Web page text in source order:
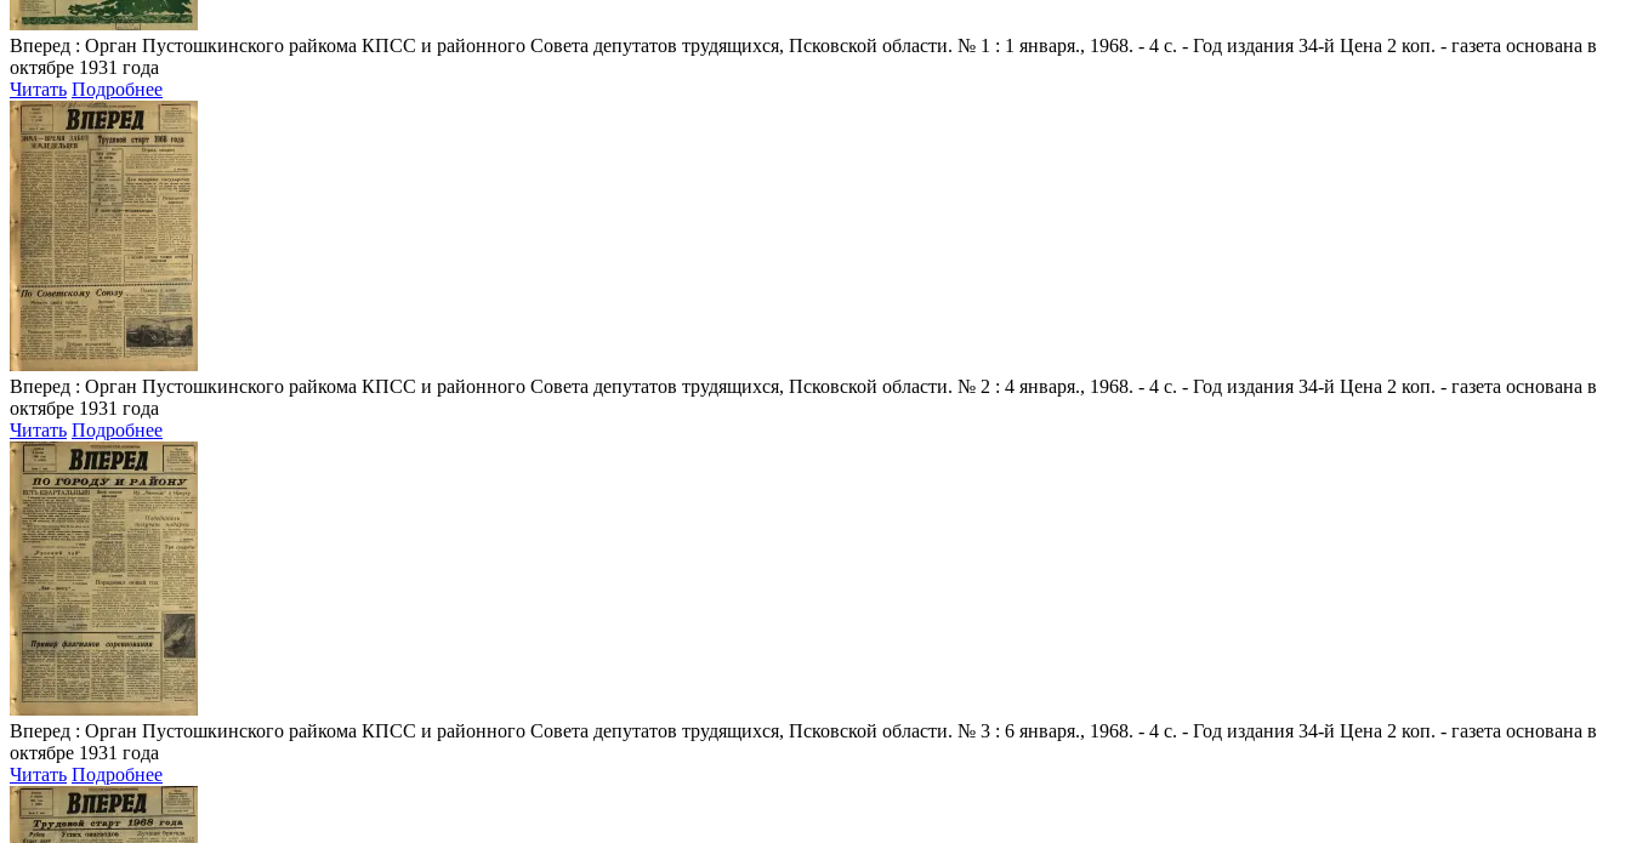
Вперед : Орган Пустошкинского райкома КПСС и районного Совета депутатов трудящихся, Псковской области. № 1 : 1 января., 1968. - 4 с. - Год издания 34-й Цена 2 коп. - газета основана в
октябре 1931 года
Читать Подробнее
Вперед : Орган Пустошкинского райкома КПСС и районного Совета депутатов трудящихся, Псковской области. № 2 : 4 января., 1968. - 4 с. - Год издания 34-й Цена 2 коп. - газета основана в
октябре 1931 года
Читать Подробнее
Вперед : Орган Пустошкинского райкома КПСС и районного Совета депутатов трудящихся, Псковской области. № 3 : 6 января., 1968. - 4 с. - Год издания 34-й Цена 2 коп. - газета основана в
октябре 1931 года
Читать Подробнее